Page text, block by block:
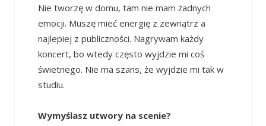
Nie tworzę w domu, tam nie mam żadnych
emocji. Muszę mieć energię z zewnątrz a
najlepiej z publiczności. Nagrywam każdy
koncert, bo wtedy często wyjdzie mi coś
świetnego. Nie ma szans, że wyjdzie mi tak w
studiu.
Wymyślasz utwory na scenie?